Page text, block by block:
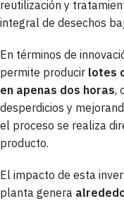
reutilización y
integral de desechos
En términos de
permite producir lotes
en apenas dos horas,
desperdicios y
el proceso se realiza
producto.
El impacto de esta
planta genera